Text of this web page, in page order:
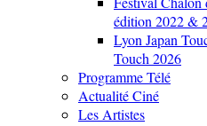
édition 2022 &
Lyon Japan
Touch 2026
Programme Télé
Actualité Ciné
Les Artistes